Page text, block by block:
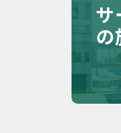
サ
の